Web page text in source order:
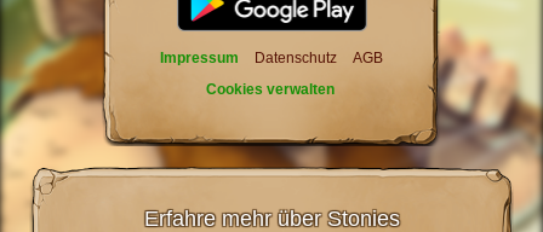
Impressum Datenschutz
AGB
Cookies verwalten
Erfahre mehr über Stonies